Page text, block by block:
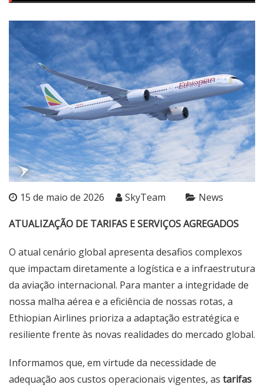
15 de maio de 2026 SkyTeam News
ATUALIZAÇÃO DE TARIFAS E SERVIÇOS AGREGADOS
O atual cenário global apresenta desafios complexos
que impactam diretamente a logística e a infraestrutura
da aviação internacional. Para manter a integridade de
nossa malha aérea e a eficiência de nossas rotas, a
Ethiopian Airlines prioriza a adaptação estratégica e
resiliente frente às novas realidades do mercado global.
Informamos que, em virtude da necessidade de
adequação aos custos operacionais vigentes, as tarifas